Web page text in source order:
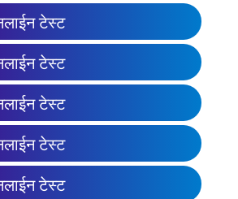
टेस्ट
टेस्ट
टेस्ट
टेस्ट
टेस्ट